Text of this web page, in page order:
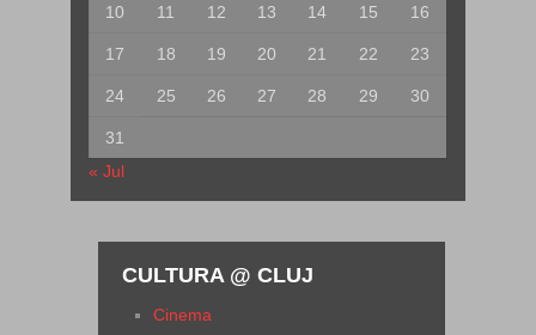
10 11 12 13 14 15 16
17 18 19 20 21 22 23
24 25 26 27 28 29 30
31
« Jul
CULTURA @ CLUJ
Cinema